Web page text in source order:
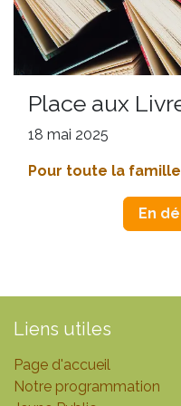
Place aux
18 mai 2025
Pour toute la famille
En
Liens utiles
Page d'accueil
Notre programmation